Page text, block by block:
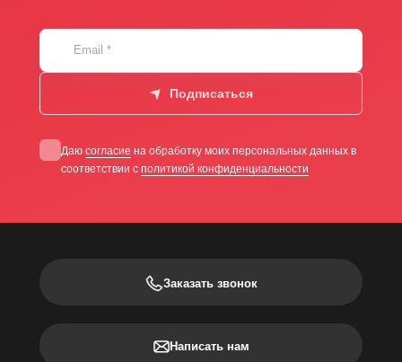
Email *
Подписаться
Даю согласие на обработку моих персональных данных в
соответствии с политикой конфиденциальности
Заказать звонок
Написать нам